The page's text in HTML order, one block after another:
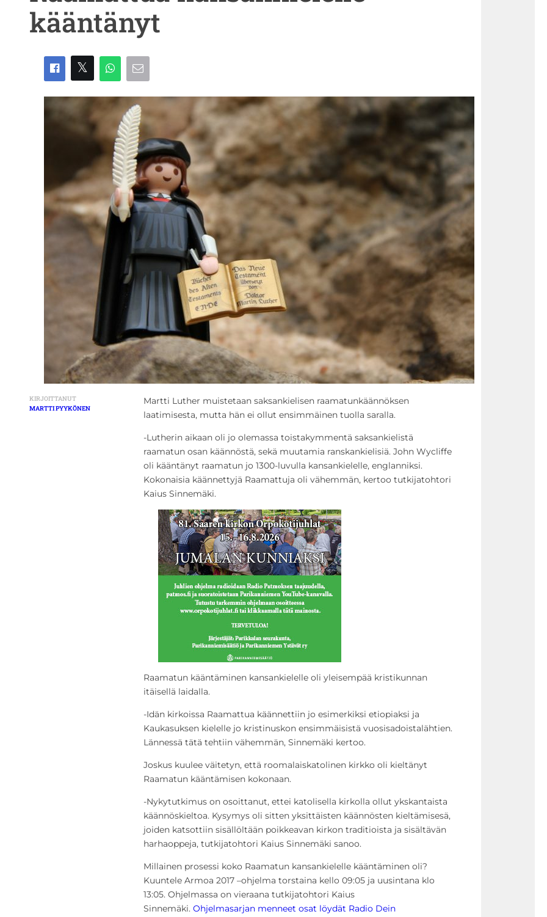
kääntänyt
KIRJOITTANUT
MARTTI PYYKÖNEN
Martti Luther muistetaan saksankielisen raamatunkäännöksen
laatimisesta, mutta hän ei ollut ensimmäinen tuolla saralla.
-Lutherin aikaan oli jo olemassa toistakymmentä saksankielistä
raamatun osan käännöstä, sekä muutamia ranskankielisiä. John Wycliffe
oli kääntänyt raamatun jo 1300-luvulla kansankielelle, englanniksi.
Kokonaisia käännettyjä Raamattuja oli vähemmän, kertoo tutkijatohtori
Kaius Sinnemäki.
Raamatun kääntäminen kansankielelle oli yleisempää kristikunnan
itäisellä laidalla.
-Idän kirkoissa Raamattua käännettiin jo esimerkiksi etiopiaksi ja
Kaukasuksen kielelle jo kristinuskon ensimmäisistä vuosisadoistalähtien.
Lännessä tätä tehtiin vähemmän, Sinnemäki kertoo.
Joskus kuulee väitetyn, että roomalaiskatolinen kirkko oli kieltänyt
Raamatun kääntämisen kokonaan.
-Nykytutkimus on osoittanut, ettei katolisella kirkolla ollut ykskantaista
käännöskieltoa. Kysymys oli sitten yksittäisten käännösten kieltämisesä,
joiden katsottiin sisällöltään poikkeavan kirkon traditioista ja sisältävän
harhaoppeja, tutkijatohtori Kaius Sinnemäki sanoo.
Millainen prosessi koko Raamatun kansankielelle kääntäminen oli?
Kuuntele Armoa 2017 –ohjelma torstaina kello 09:05 ja uusintana klo
13:05. Ohjelmassa on vieraana tutkijatohtori Kaius
Sinnemäki. Ohjelmasarjan menneet osat löydät Radio Dein